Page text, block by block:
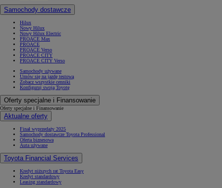
Samochody dostawcze
Hilux
Nowy Hilux
Nowy Hilux Electric
PROACE Max
PROACE
PROACE Verso
PROACE CITY
PROACE CITY Verso
Samochody używane
Umów się na jazdę testową
Zobacz wszystkie cenniki
Konfiguruj swoją Toyotę
Oferty specjalne i Finansowanie
Oferty specjalne i Finansowanie
Aktualne oferty
Finał wyprzedaży 2025
Samochody dostawcze Toyota Professional
Oferta biznesowa
Auta używane
Toyota Financial Services
Kredyt niższych rat Toyota Easy
Kredyt standardowy
Leasing standardowy